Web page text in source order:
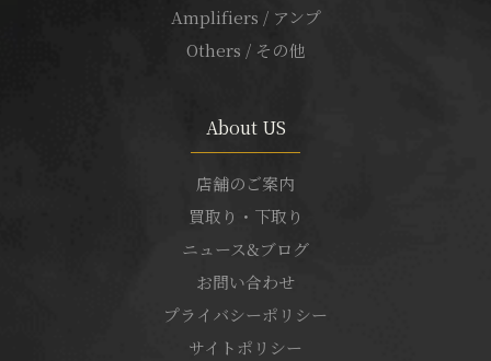
Amplifiers / アンプ
Others / その他
About US
店舗のご案内
買取り・下取り
ニュース&ブログ
お問い合わせ
プライバシーポリシー
サイトポリシー